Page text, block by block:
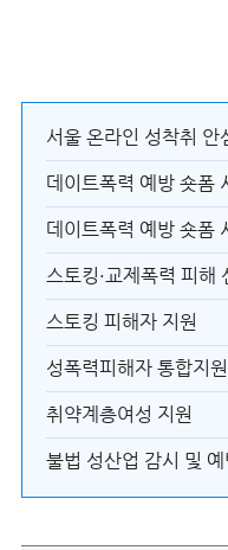
서울 온라인 성착취 안
데이트폭력 예방 숏폼
데이트폭력 예방 숏폼
스토킹·교제폭력 피해
스토킹 피해자 지원
성폭력피해자 통합지
취약계층여성 지원
불법 성산업 감시 및 예